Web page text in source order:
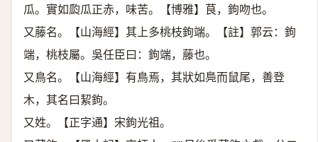
瓜。實如瓝瓜正赤，味苦。【博雅】茛，鉤吻也。
又藤名。【山海經】其上多桃枝鉤端。【註】郭云：鉤
端，桃枝屬。吳任臣曰：鉤端，藤也。
又鳥名。【山海經】有鳥焉，其狀如鳧而鼠尾，善登
木，其名曰絜鉤。
又姓。【正字通】宋鉤光祖。